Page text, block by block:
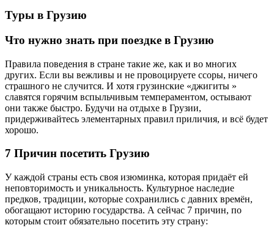
Туры в Грузию
Что нужно знать при поездке в Грузию
Правила поведения в стране такие же, как и во многих
других. Если вы вежливы и не провоцируете ссоры, ничего
страшного не случится. И хотя грузинские «джигиты »
славятся горячим вспыльчивым темпераментом, остывают
они также быстро. Будучи на отдыхе в Грузии,
придерживайтесь элементарных правил приличия, и всё будет
хорошо.
7 Причин посетить Грузию
У каждой страны есть своя изюминка, которая придаёт ей
неповторимость и уникальность. Культурное наследие
предков, традиции, которые сохранились с давних времён,
обогащают историю государства. А сейчас 7 причин, по
которым стоит обязательно посетить эту страну: